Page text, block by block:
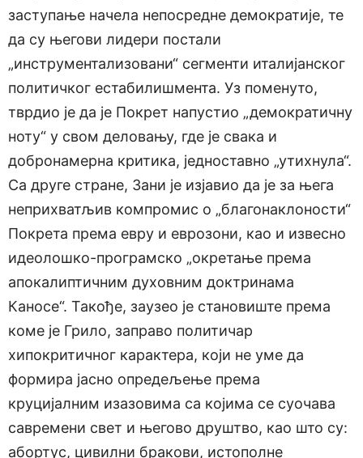
заступање начела непосредне демократије, те
да су његови лидери постали
„инструментализовани“ сегменти италијанског
политичког естабилишмента. Уз поменуто,
тврдио је да је Покрет напустио „демократичну
ноту“ у свом деловању, где је свака и
добронамерна критика, једноставно „утихнула“.
Са друге стране, Зани је изјавио да је за њега
неприхватљив компромис о „благонаклоности“
Покрета према евру и еврозони, као и извесно
идеолошко-програмско „окретање према
апокалиптичним духовним доктринама
Каносе“. Такође, заузео је становиште према
коме је Грило, заправо политичар
хипокритичног карактера, који не уме да
формира јасно опредељење према
круцијалним изазовима са којима се суочава
савремени свет и његово друштво, као што су:
абортус, цивилни бракови, истополне